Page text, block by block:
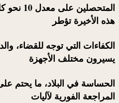
هذه الأخيرة تؤطر
الكفاءات التي توجه للقضاء،
يسيرون مختلف الأجهزة
الحساسة في البلاد، ما يحتم
المراجعة الفورية لآليات